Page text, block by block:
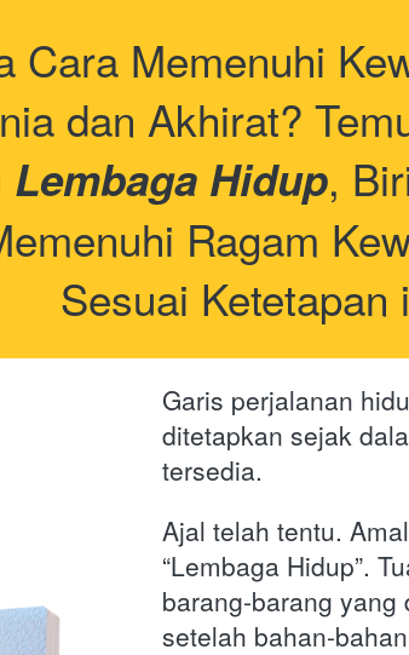
Cara Memenuhi
dan Akhirat?
Lembaga Hidup,
Ragam
Sesuai Ketetapan
Garis perjalanan
ditetapkan sejak
tersedia.
Ajal telah tentu.
“Lembaga Hidup”.
barang-barang
setelah bahan-